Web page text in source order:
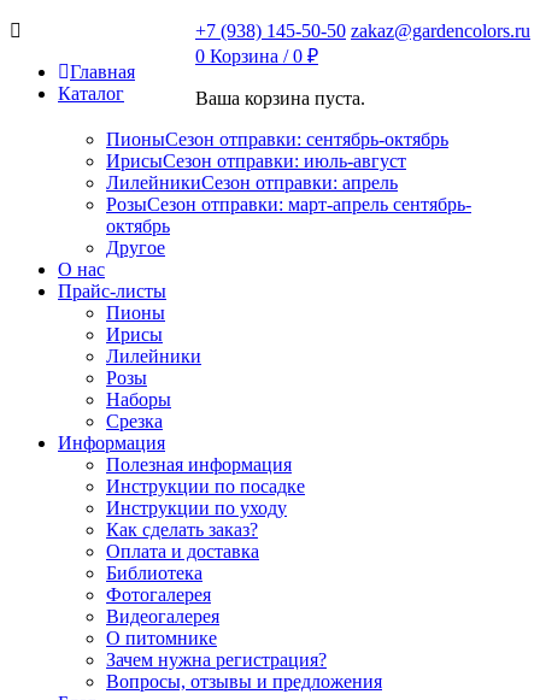
+7 (938) 145-50-50 zakaz@gardencolors.ru
0 Корзина /0 ₽
Ваша корзина пуста.
Главная
Каталог
ПионыСезон отправки: сентябрь-октябрь
ИрисыСезон отправки: июль-август
ЛилейникиСезон отправки: апрель
РозыСезон отправки: март-апрель сентябрь-
октябрь
Другое
О нас
Прайс-листы
Пионы
Ирисы
Лилейники
Розы
Наборы
Срезка
Информация
Полезная информация
Инструкции по посадке
Инструкции по уходу
Как сделать заказ?
Оплата и доставка
Библиотека
Фотогалерея
Видеогалерея
О питомнике
Зачем нужна регистрация?
Вопросы, отзывы и предложения